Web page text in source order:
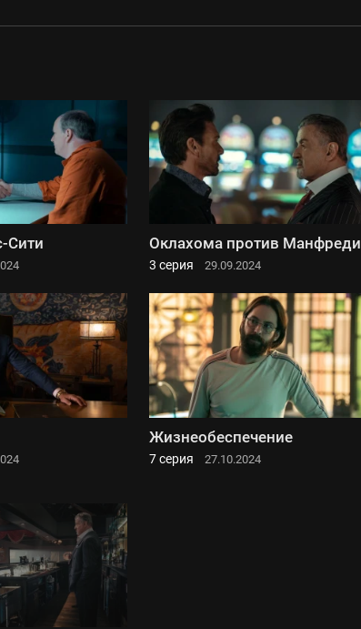
Сити Оклахома против Манфреди
3 серия 29.09.2024
Жизнеобеспечение
7 серия 27.10.2024